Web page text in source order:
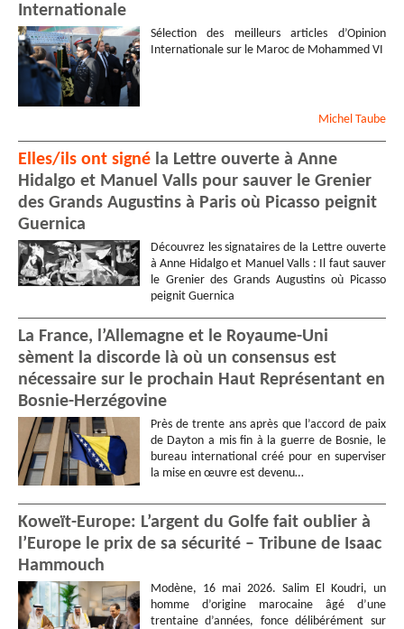
Internationale
Sélection des meilleurs articles d’Opinion
Internationale sur le Maroc de Mohammed VI
Michel Taube
Elles/ils ont signé la Lettre ouverte à Anne
Hidalgo et Manuel Valls pour sauver le Grenier
des Grands Augustins à Paris où Picasso peignit
Guernica
Découvrez les signataires de la Lettre ouverte
à Anne Hidalgo et Manuel Valls : Il faut sauver
le Grenier des Grands Augustins où Picasso
peignit Guernica
La France, l’Allemagne et le Royaume-Uni
sèment la discorde là où un consensus est
nécessaire sur le prochain Haut Représentant en
Bosnie-Herzégovine
Près de trente ans après que l’accord de paix
de Dayton a mis fin à la guerre de Bosnie, le
bureau international créé pour en superviser
la mise en œuvre est devenu…
Koweït-Europe: L’argent du Golfe fait oublier à
l’Europe le prix de sa sécurité – Tribune de Isaac
Hammouch
Modène, 16 mai 2026. Salim El Koudri, un
homme d’origine marocaine âgé d’une
trentaine d’années, fonce délibérément sur